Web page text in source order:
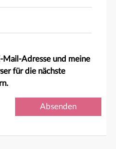
Mail-Adresse und meine
für die nächste